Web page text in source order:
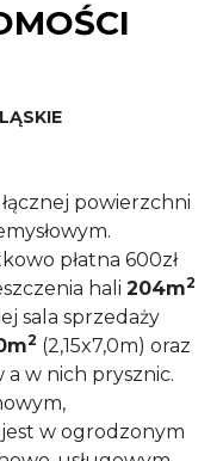
powierzchni
płatna 600zł
hali 204m2
sala sprzedaży
2 (2,15x7,0m) oraz
w nich prysznic.
w ogrodzonym